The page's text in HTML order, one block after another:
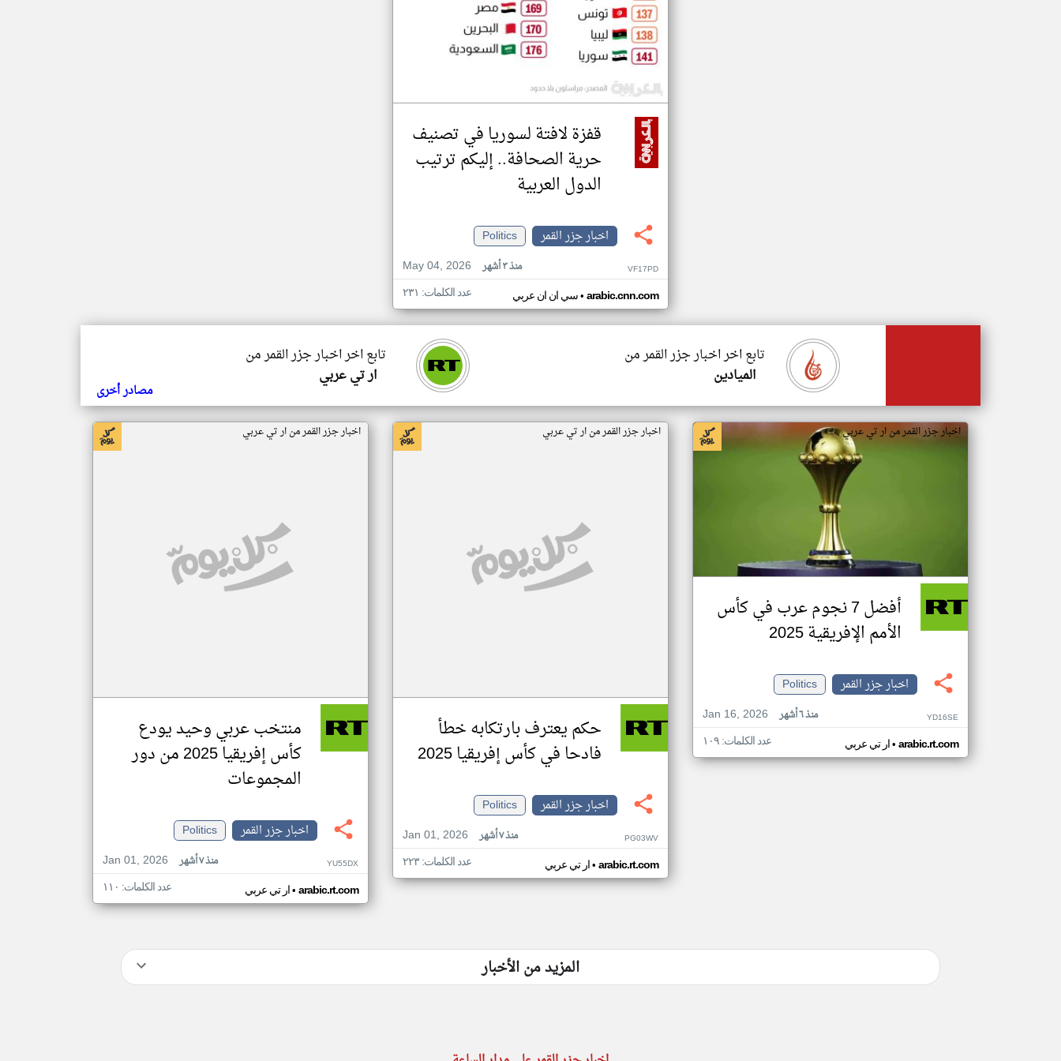
قفزة لافتة لسوريا في تصنيف
حرية الصحافة.. إليكم ترتيب
الدول العربية
اخبار جزر القمر
Politics
May 04, 2026
منذ ٣ أشهر VF17PD
سي ان ان عربي• arabic.cnn.com عدد الكلمات: ٢٣١
تابع اخر اخبار جزر القمر من
ار تي عربي
تابع اخر اخبار جزر القمر من
الميادين
مصادر أخرى
اخبار جزر القمر من ار تي عربي
أفضل 7 نجوم عرب في كأس
الأمم الإفريقية 2025
اخبار جزر القمر
Politics
Jan 16, 2026
منذ ٦ أشهر YD16SE
ار تي عربي• arabic.rt.com عدد الكلمات: ١٠٩
اخبار جزر القمر من ار تي عربي
حكم يعترف بارتكابه خطأ
فادحا في كأس إفريقيا 2025
اخبار جزر القمر
Politics
Jan 01, 2026
منذ ٧ أشهر PG03WV
ار تي عربي• arabic.rt.com عدد الكلمات: ٢٢٣
اخبار جزر القمر من ار تي عربي
منتخب عربي وحيد يودع
كأس إفريقيا 2025 من دور
المجموعات
اخبار جزر القمر
Politics
Jan 01, 2026
منذ ٧ أشهر YU55DX
ار تي عربي• arabic.rt.com عدد الكلمات: ١١٠
المزيد من الأخبار